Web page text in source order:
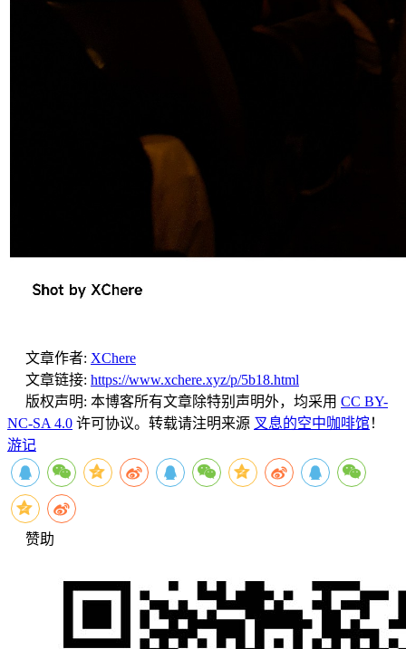
文章作者: XChere
文章链接: https://www.xchere.xyz/p/5b18.html
版权声明: 本博客所有文章除特别声明外，均采用 CC BY-
NC-SA 4.0 许可协议。转载请注明来源 叉息的空中咖啡馆 ！
游记
赞助